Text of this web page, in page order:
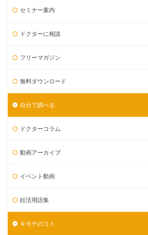
セミナー案内
ドクターに相談
フリーマガジン
無料ダウンロード
自分で調べる
ドクターコラム
動画アーカイブ
イベント動画
妊活用語集
キモチのコト